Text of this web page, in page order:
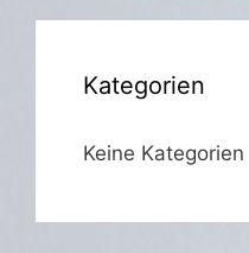
Kategorien
Keine Kategorien